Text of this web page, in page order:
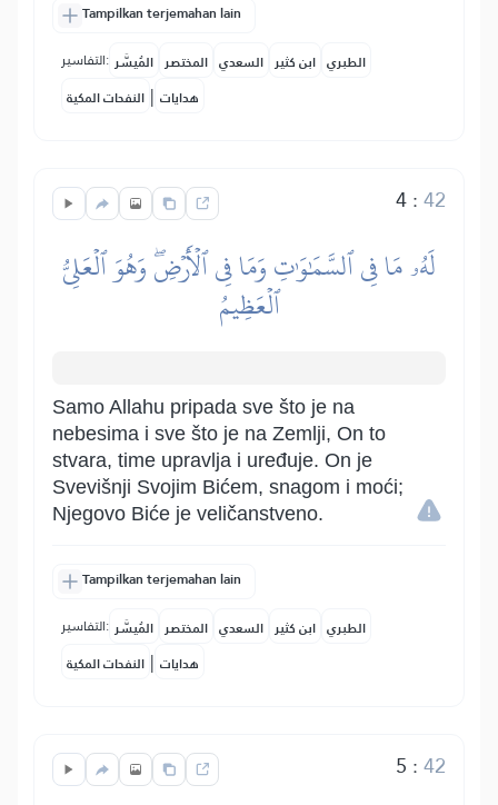
Tampilkan terjemahan lain
التفاسير: المُيسَّر المختصر السعدي ابن كثير الطبري
النفحات المكية | هدايات
4:42
لَهُۥ مَا فِي ٱلسَّمَٰوَٰتِ وَمَا فِي ٱلۡأَرۡضِۖ وَهُوَ ٱلۡعَلِيُّ
ٱلۡعَظِيمُ
Samo Allahu pripada sve što je na
nebesima i sve što je na Zemlji, On to
stvara, time upravlja i uređuje. On je
Svevišnji Svojim Bićem, snagom i moći;
Njegovo Biće je veličanstveno.
Tampilkan terjemahan lain
التفاسير: المُيسَّر المختصر السعدي ابن كثير الطبري
النفحات المكية | هدايات
5 :42